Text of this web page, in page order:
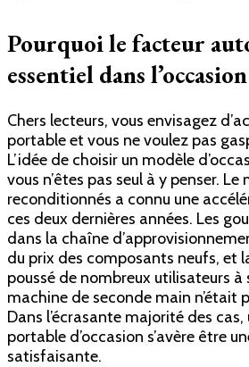
Pourquoi le facteur
essentiel dans l’occasion
Chers lecteurs, vous envisagez
portable et vous ne voulez pas
L’idée de choisir un modèle
vous n’êtes pas seul à y penser.
reconditionnés a connu une
ces deux dernières années. Les
dans la chaîne
du prix des composants neufs, et
poussé de nombreux utilisateurs à
machine de seconde main n’était
Dans l’écrasante majorité des
portable d’occasion s’avère être
satisfaisante.